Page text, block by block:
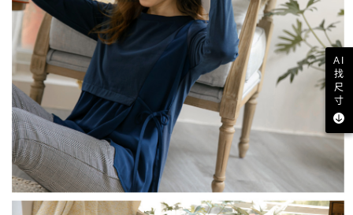
AI
找
尺
寸